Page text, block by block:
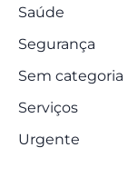
Saúde
Segurança
Sem categoria
Serviços
Urgente